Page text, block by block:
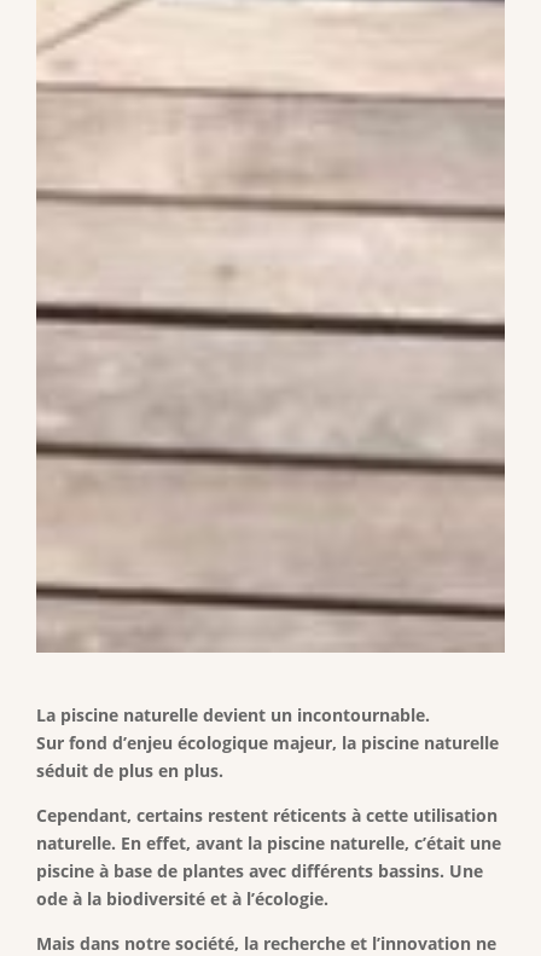
La piscine naturelle devient un incontournable.
Sur fond d’enjeu écologique majeur, la piscine naturelle
séduit de plus en plus.
Cependant, certains restent réticents à cette utilisation
naturelle. En effet, avant la piscine naturelle, c’était une
piscine à base de plantes avec différents bassins. Une
ode à la biodiversité et à l’écologie.
Mais dans notre société, la recherche et l’innovation ne